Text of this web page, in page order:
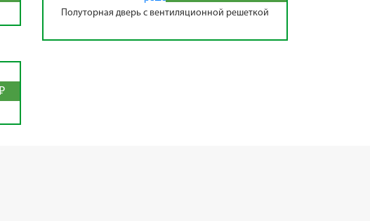
Полуторная дверь с вентиляционной решеткой